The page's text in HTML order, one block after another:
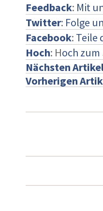
Feedback: Mit
Twitter: Folge
Facebook: Teile
Hoch: Hoch
Nächsten
Vorherigen